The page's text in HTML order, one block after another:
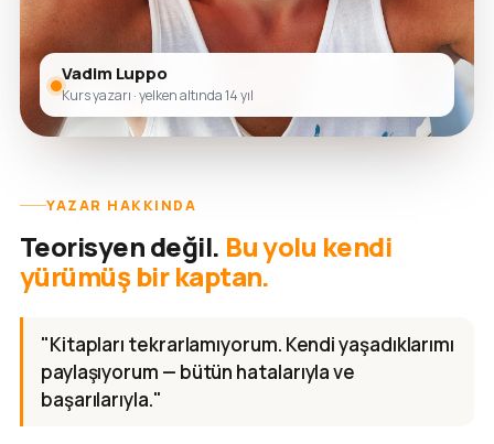
Vadim Luppo
Kurs yazarı · yelken altında 14 yıl
YAZAR HAKKINDA
Teorisyen değil. Bu yolu kendi
yürümüş bir kaptan.
"Kitapları tekrarlamıyorum. Kendi yaşadıklarımı
paylaşıyorum — bütün hatalarıyla ve
başarılarıyla."